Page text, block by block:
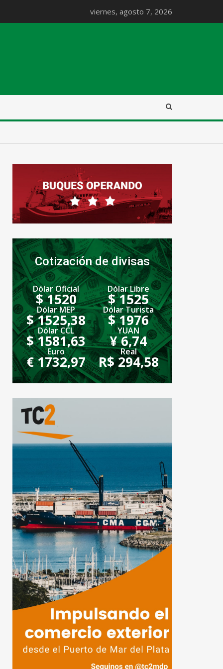
viernes, agosto 7, 2026
Cotización de divisas
Dólar Oficial
$ 1520
Dólar Libre
$ 1525
Dólar MEP
$ 1525,38
Dólar Turista
$ 1976
Dólar CCL
$ 1581,63
YUAN
¥ 6,74
Euro
€ 1732,97
Real
R$ 294,58